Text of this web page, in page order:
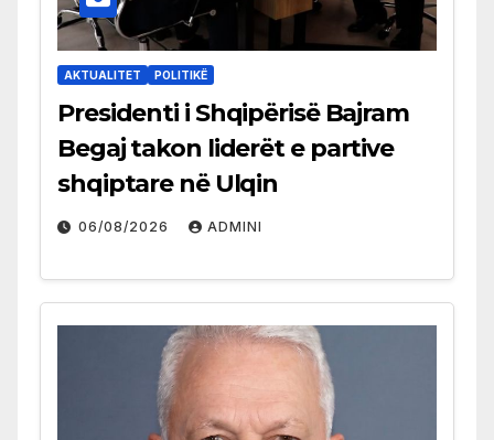
AKTUALITET POLITIKË
Presidenti i Shqipërisë Bajram
Begaj takon liderët e partive
shqiptare në Ulqin
06/08/2026 ADMINI